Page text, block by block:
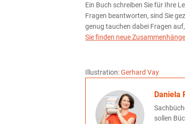
Ein Buch schreiben Sie für Ihre
Fragen beantworten, sind Sie
genug tauchen dabei Fragen
Sie finden neue
Illustration:Gerhard Vay
Daniela
sollen